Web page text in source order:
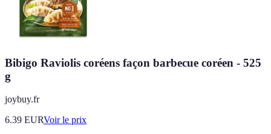
Bibigo Raviolis coréens façon barbecue coréen - 525
g
joybuy.fr
6.39 EURVoir le prix